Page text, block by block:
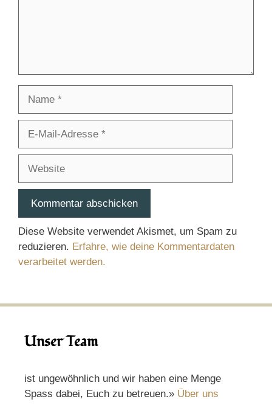
Adresse
Diese Website verwendet Akismet, um Spam zu
reduzieren. Erfahre, wie deine Kommentardaten
verarbeitet werden.
Unser Team
ist ungewöhnlich und wir haben eine Menge
Spass dabei, Euch zu betreuen.» Über uns